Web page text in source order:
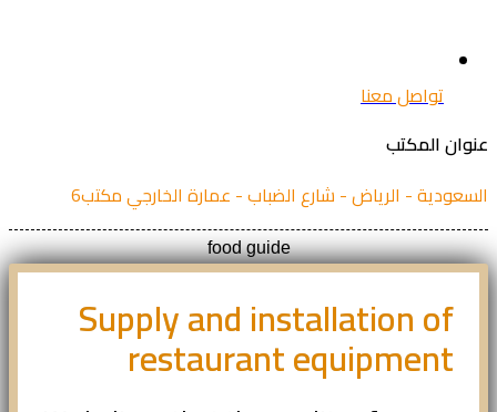
تواصل معنا
المكتب
- الرياض - شارع الضباب - عمارة الخارجي مكتب6
food guide
Supply and installation of
restaurant equipment